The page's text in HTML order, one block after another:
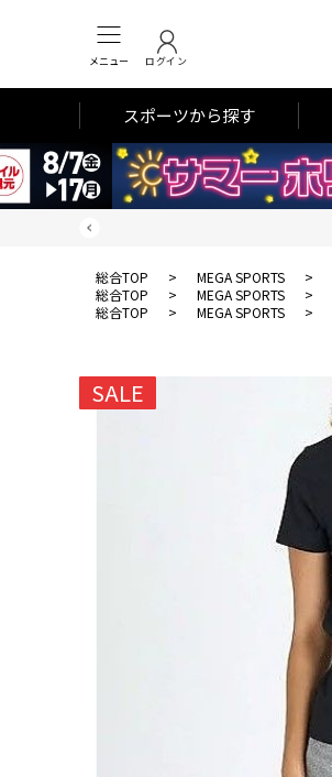
メニュー ログイン
スポーツから探す
総合TOP > MEGA SPORTS >
総合TOP
> MEGA SPORTS >
総合TOP
> MEGA SPORTS >
SALE